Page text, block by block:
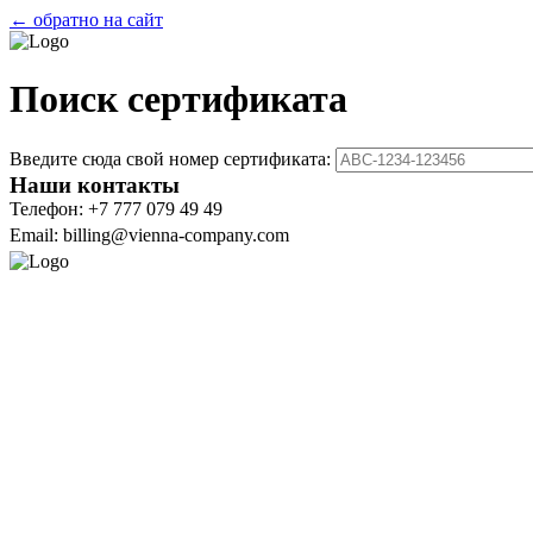
← обратно на сайт
Поиск сертификата
Введите сюда свой номер сертификата:
Наши контакты
Телефон: +7 777 079 49 49
Email: billing@vienna-company.com